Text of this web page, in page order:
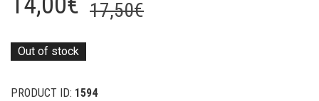
17,50€
Out of stock
PRODUCT ID: 1594